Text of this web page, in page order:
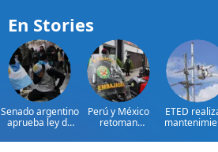
En Stories
Senado argentino
aprueba ley de
privada
Perú y México
retoman
salvoconducto a
ETED
línea de